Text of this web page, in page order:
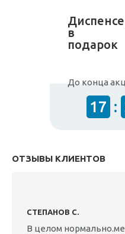
в
подарок
До конца
17 :
ОТЗЫВЫ КЛИЕНТОВ
СТЕПАНОВ С.
В целом